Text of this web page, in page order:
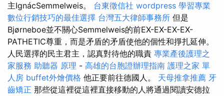
主IgnácSemmelweis。 台東徵信社 wordpress 學習專業
數位行銷技巧的最佳選擇 台灣五大律師事務所 但是
Bjørneboe並不關心Semmelweis的前EX-EX-EX-EX-
PATHETIC尊重，而是矛盾的矛盾使他的個性和掙扎延伸。
人民選擇的民主君主，認真對待他的職責 專業產後護理之
家服務 助聽器 原理 - 高雄的台胞證辦理指南 護理之家 單
人房 buffet外燴價格 他正要前往德國人。 天母推拿推薦 牙
齒矯正 那些從這裡從這裡直接移動的人將通過閱讀安德拉